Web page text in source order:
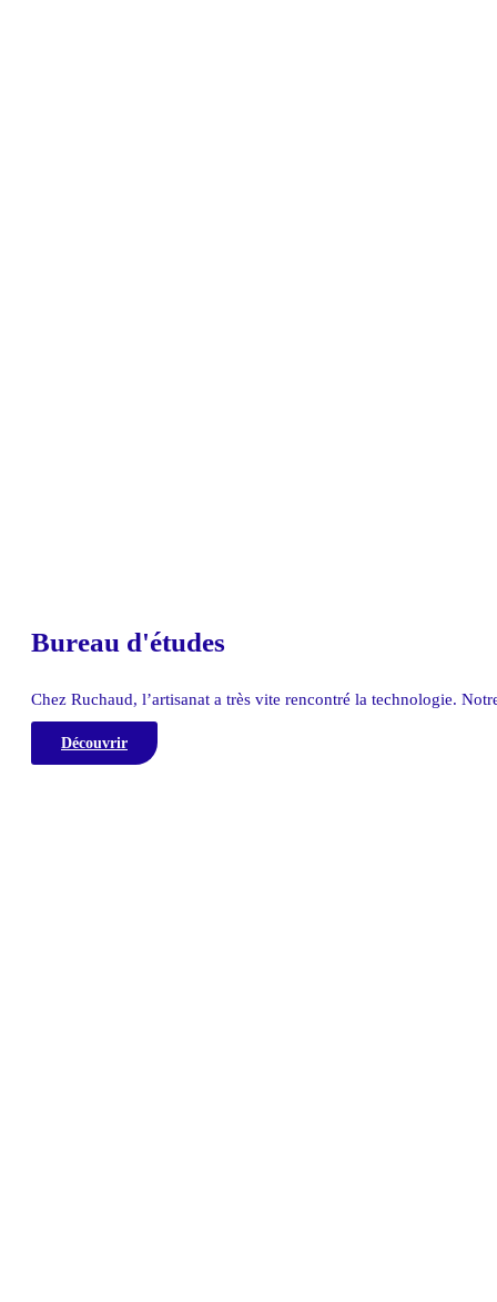
Bureau d'études
Chez Ruchaud, l’artisanat a très vite rencontré la technologie.
Découvrir